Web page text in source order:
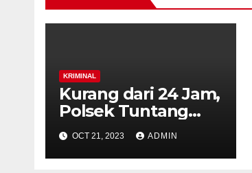
KRIMINAL
Kurang dari 24 Jam,
Polsek Tuntang
tangkap pelaku
penusukan
karyawan Koperasi.
OCT 21, 2023 ADMIN